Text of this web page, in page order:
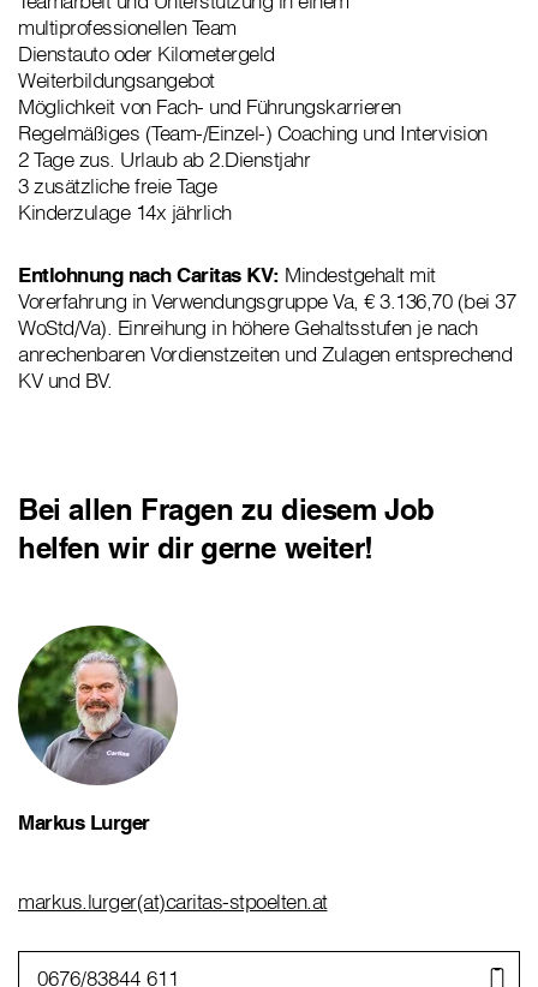
multiprofessionellen Team
Dienstauto oder Kilometergeld
Weiterbildungsangebot
Möglichkeit von Fach- und Führungskarrieren
Regelmäßiges (Team-/Einzel-) Coaching und Intervision
2 Tage zus. Urlaub ab 2.Dienstjahr
3 zusätzliche freie Tage
Kinderzulage 14x jährlich
Entlohnung nach Caritas KV: Mindestgehalt mit
Vorerfahrung in Verwendungsgruppe Va, € 3.136,70 (bei 37
WoStd/Va). Einreihung in höhere Gehaltsstufen je nach
anrechenbaren Vordienstzeiten und Zulagen entsprechend
KV und BV.
Bei allen Fragen zu diesem Job
helfen wir dir gerne weiter!
Markus Lurger
markus.lurger(at)caritas-stpoelten.at
0676/83844 611